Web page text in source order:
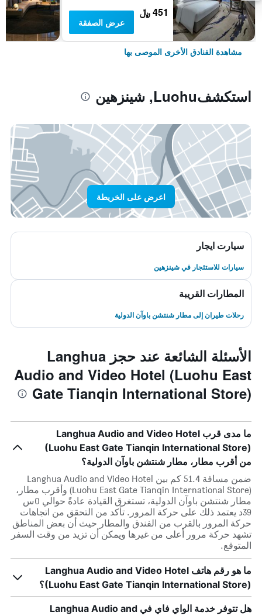
451 ﷼
عرض الصفقة
مشاهدة الفنادق الأخرى الموصى بها
استكشفLuohu, شينزهين
اعرض على الخريطة
سيارت ايجار
سيارات للاستئجار في شينزهين
المطارات القريبة
رحلات طيران إلى مطار شنتشن باوآن الدولية
الأسئلة الشائعة عند حجز Langhua
Audio and Video Hotel (Luohu East
Gate Tianqin International Store)
ما مدى قرب Langhua Audio and Video Hotel
(Luohu East Gate Tianqin International Store)
من أقرب مطار، مطار شنتشن باوآن الدولية؟
ضمن مسافة 51.4 كم بين Langhua Audio and Video Hotel
(Luohu East Gate Tianqin International Store) وأقرب مطار،
مطار شنتشن باوآن الدولية، تستغرق القيادة عادةً حوالي 0س
39د يعتمد ذلك على حركة المرور. تأكد من التحقق من اتجاهات
حركة المرور بالقرب من الفندق والمطار حيث أن بعض المناطق
تشهد حركة مرور أعلى من غيرها ويمكن أن تزيد من وقت السفر
المتوقع.
ما هو رقم هاتف Langhua Audio and Video Hotel
(Luohu East Gate Tianqin International Store)؟
هل تتوفر خدمة الواي فاي في Langhua Audio and